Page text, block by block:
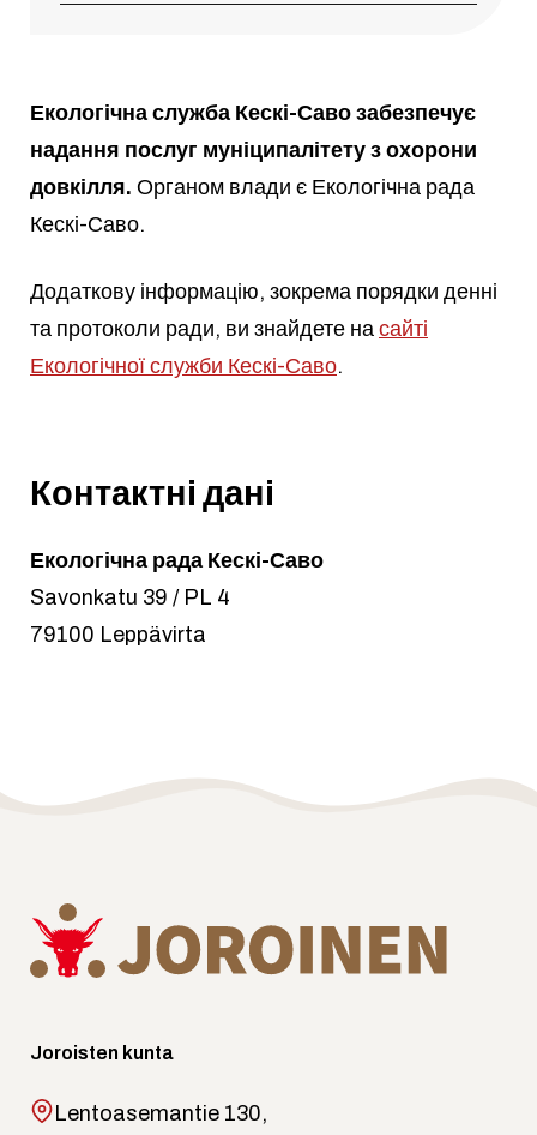
Екологічна служба Кескі-Саво забезпечує
надання послуг муніципалітету з охорони
довкілля. Органом влади є Екологічна рада
Кескі-Саво.
Додаткову інформацію, зокрема порядки денні
та протоколи ради, ви знайдете на сайті
Екологічної служби Кескі-Саво.
Контактні дані
Екологічна рада Кескі-Саво
Savonkatu 39 / PL 4
79100 Leppävirta
Joroisten kunta
Lentoasemantie 130,